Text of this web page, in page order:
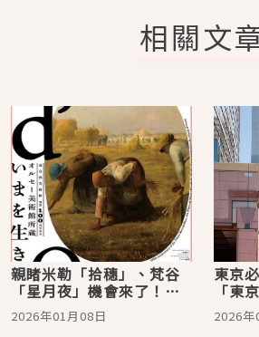
相關文
親睹米勒「拾穗」、梵谷
「星月夜」機會來了！東
京都美術館展出賽美術館
珍藏
2026年01月08日
東京
「東
月迎
覽！
2026年